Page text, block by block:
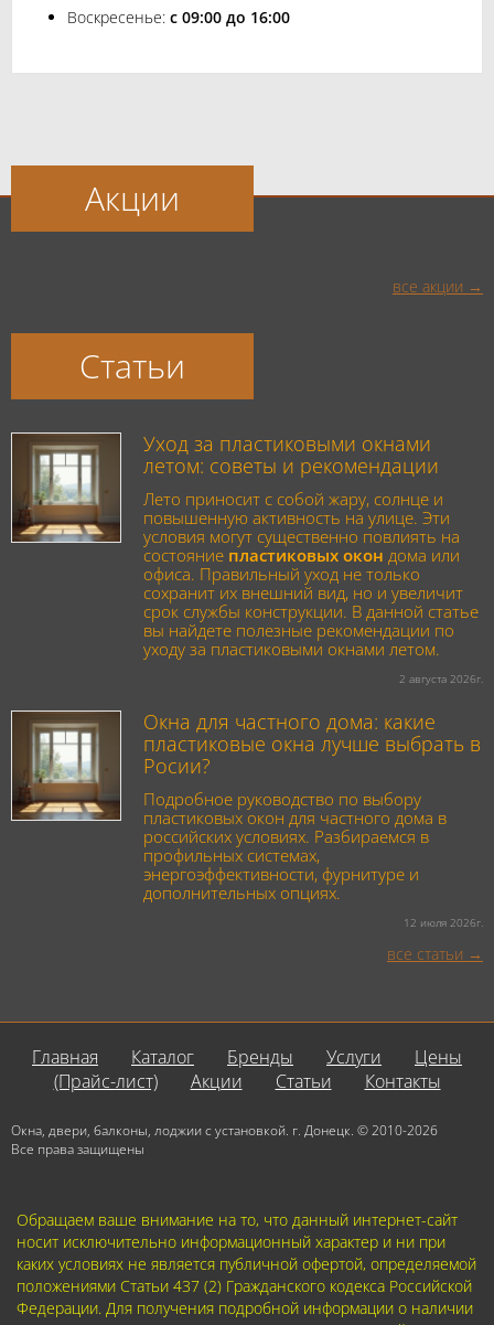
Воскресенье: с 09:00 до 16:00
Акции
все акции
Статьи
Уход за пластиковыми окнами
летом: советы и рекомендации
Лето приносит с собой жару, солнце и
повышенную активность на улице. Эти
условия могут существенно повлиять на
состояние пластиковых окон дома или
офиса. Правильный уход не только
сохранит их внешний вид, но и увеличит
срок службы конструкции. В данной статье
вы найдете полезные рекомендации по
уходу за пластиковыми окнами летом.
2 августа 2026г.
Окна для частного дома: какие
пластиковые окна лучше выбрать в
Росии?
Подробное руководство по выбору
пластиковых окон для частного дома в
российских условиях. Разбираемся в
профильных системах,
энергоэффективности, фурнитуре и
дополнительных опциях.
12 июля 2026г.
все статьи
Главная Каталог Бренды Услуги
Цены
(Прайс-лист)
Акции Статьи Контакты
Окна, двери, балконы, лоджии с установкой. г. Донецк. © 2010-2026
Все права защищены
Обращаем ваше внимание на то, что данный интернет-сайт
носит исключительно информационный характер и ни при
каких условиях не является публичной офертой, определяемой
положениями Статьи 437 (2) Гражданского кодекса Российской
Федерации. Для получения подробной информации о наличии